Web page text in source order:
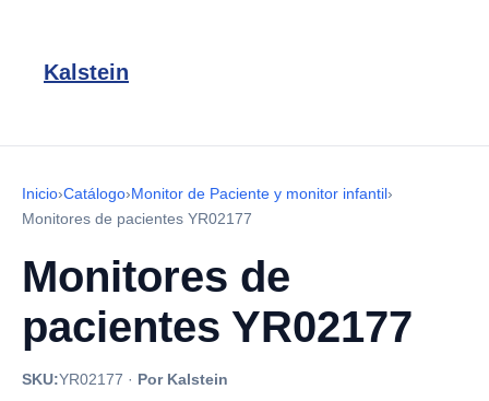
Kalstein
Inicio›Catálogo›Monitor de Paciente y monitor infantil›
Monitores de pacientes YR02177
Monitores de
pacientes YR02177
SKU:YR02177 · Por Kalstein